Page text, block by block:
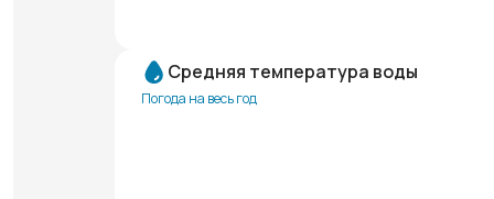
Средняя температура воды
Погода на весь год